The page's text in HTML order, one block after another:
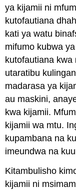
ya kijamii ni
kutofautiana
kati ya watu
mifumo kubwa
kutofautiana
utaratibu
madarasa ya
au maskini,
kwa kijamii.
kijamii wa mtu.
kupambana na
imeundwa na
Kitambulisho
kijamii ni